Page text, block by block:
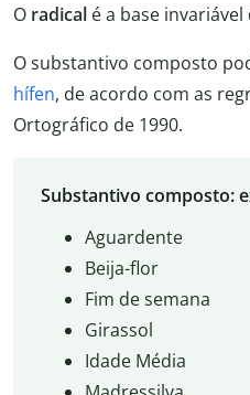
O radical é a base
O substantivo composto
hífen, de acordo com as
Ortográfico de 1990.
Substantivo composto:
Aguardente
Beija-flor
Fim de semana
Girassol
Idade Média